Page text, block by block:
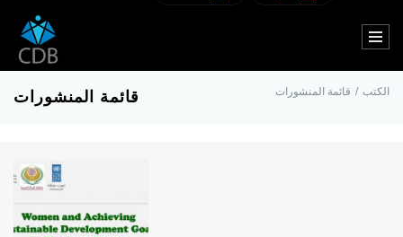
قائمة المنشورات الكتب / قائمة المنشورات